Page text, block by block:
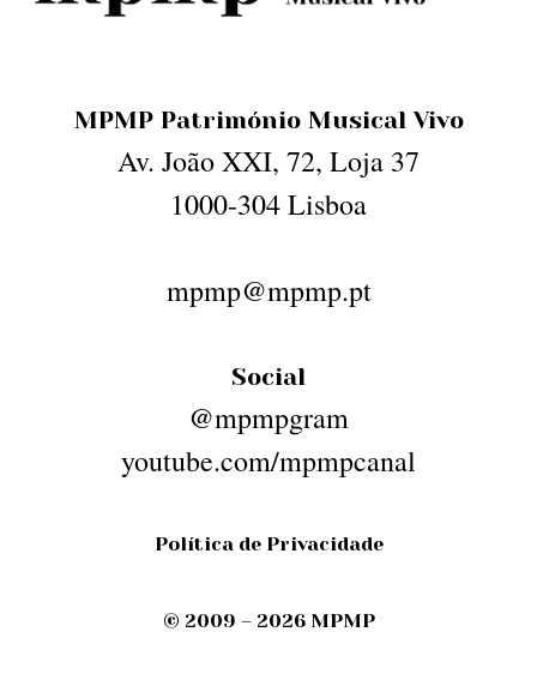
MPMP Património Musical Vivo
Av. João XXI, 72, Loja 37
1000-304 Lisboa
mpmp@mpmp.pt
Social
@mpmpgram
youtube.com/mpmpcanal
Política de Privacidade
© 2009 – 2026 MPMP